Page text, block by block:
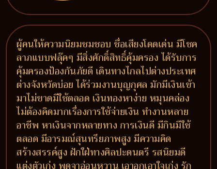
ผู้คนให้ความนิยมชมชอบ ชื่อเสียงโดดเด่น มีโชค
ลาภแบบฟลุ๊คๆ มีสิ่งศักดิ์สิทธิ์คุ้มครอง ได้รับการ
คุ้มครองป้องกันภัยดี เดินทางไกลไปต่างประเทศ
ต่างจังหวัดบ่อย ได้ร่วมงานบุญกุศล มักมีเงินเข้า
มาไม่ขาดมีใช้ตลอด เงินทองหาง่าย หมุนคล่อง
ไม่ต้องคิดมากเรื่องการใช้จ่ายเงิน ทำงานหลาย
อาชีพ หาเงินจากหลายทาง การเงินดี มีกินมีใช้
ตลอด มีอารมณ์สุนทรียภาพสูง มีความคิด
สร้างสรรค์สูง ฝักใฝ่ทางศิลปะดนตรี รสนิยมดี